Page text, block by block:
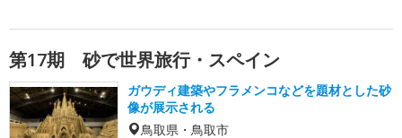
第17期 砂で世界旅行・スペイン
ガウディ建築やフラメンコなどを題材とした砂
像が展示される
鳥取県・鳥取市